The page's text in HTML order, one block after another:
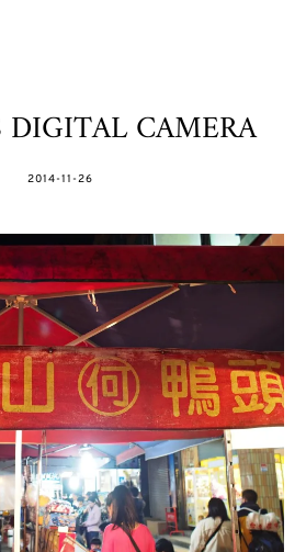
DIGITAL CAMERA
POSTED
2014-11-26